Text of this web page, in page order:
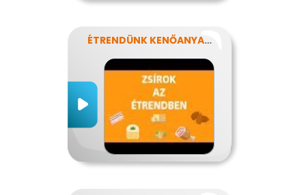
ÉTRENDÜNK KENŐANYAGAI: A ZSÍROK